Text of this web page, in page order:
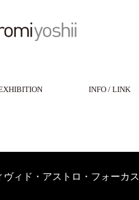
INFO / LINK
ヴィド・アストロ・フォーカス